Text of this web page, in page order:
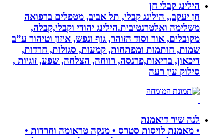
הילינג קבלי חן
חן יעקב,, הילינג קבלי, תל אביב, מטפלים ברפואה
משלימה ואלטרנטיבית.הילינג יהודי וקבלי,קבלה,
מקובלים, אור וסוד הזוהר, גוף ונפש, איזון וטיהור ע”ב
שמות, חותמות ומפתחות, קמעות, סגולות, חרדות,
דיכאון, בריאות,פרנסה, רווחה, הצלחה, שפע, זוגיות ,
סילוק עין רעה
לנה שיר דיאמנת
• מאמנת לויסות סטרס • מנקה טראומה וחרדות •